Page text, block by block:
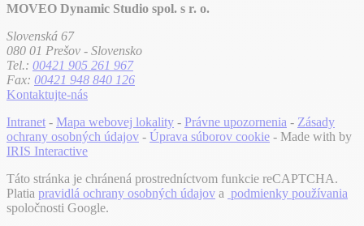
MOVEO Dynamic Studio spol. s r. o.
Slovenská 67
080 01 Prešov - Slovensko
Tel.: 00421 905 261 967
Fax: 00421 948 840 126
Kontaktujte-nás
Intranet - Mapa webovej lokality - Právne upozornenia - Zásady
ochrany osobných údajov - Úprava súborov cookie - Made with by
IRIS Interactive
Táto stránka je chránená prostredníctvom funkcie reCAPTCHA.
Platia pravidlá ochrany osobných údajov a podmienky používania
spoločnosti Google.